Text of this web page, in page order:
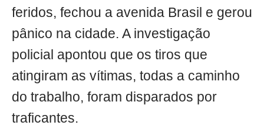
feridos, fechou a avenida Brasil e gerou
pânico na cidade. A investigação
policial apontou que os tiros que
atingiram as vítimas, todas a caminho
do trabalho, foram disparados por
traficantes.